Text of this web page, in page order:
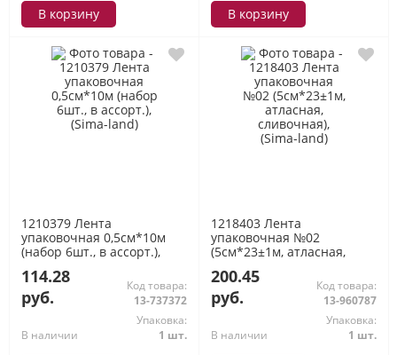
В корзину В корзину
1210379 Лента
упаковочная 0,5см*10м
(набор 6шт., в ассорт.),
114.28
руб.
Код товара:
13-737372
В наличии
Упаковка:
1 шт.
1218403 Лента
упаковочная №02
(5см*23±1м, атласная,
200.45
руб.
Код товара:
13-960787
В наличии
Упаковка:
1 шт.